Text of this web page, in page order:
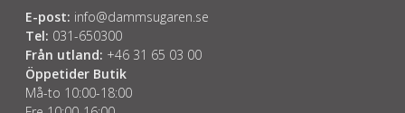
E-post: info@dammsugaren.se
Tel: 031-650300
Från utland: +46 31 65 03 00
Öppetider Butik
Må-to 10:00-18:00